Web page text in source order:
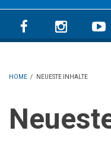
HOME / NEUESTE INHALTE